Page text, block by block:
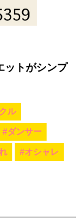
ットがシンプ
ル
#ダンサー
#オシャレ